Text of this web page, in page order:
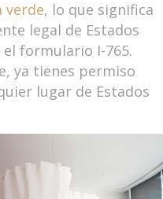
verde, lo que significa
legal de Estados
formulario I-765.
ya tienes permiso
lugar de Estados